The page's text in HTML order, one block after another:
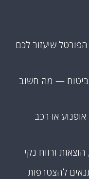
שיעזור לכם
— מה חשוב
אופנוע או רכב —
ורווח נקי
להצטרפות